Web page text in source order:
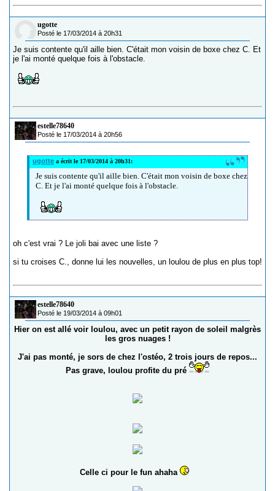
ugotte
Posté le 17/03/2014 à 20h31
Je suis contente qu'il aille bien. C'était mon voisin de boxe chez C. Et
je l'ai monté quelque fois à l'obstacle.
estelle78640
Posté le 17/03/2014 à 20h56
ugotte a écrit le 17/03/2014 à 20h31:
Je suis contente qu'il aille bien. C'était mon voisin de boxe chez
C. Et je l'ai monté quelque fois à l'obstacle.
oh c'est vrai ? Le joli bai avec une liste ?
si tu croises C., donne lui les nouvelles, un loulou de plus en plus top!
estelle78640
Posté le 19/03/2014 à 09h01
Hier on est allé voir loulou, avec un petit rayon de soleil malgrès
les gros nuages !
J'ai pas monté, je sors de chez l'ostéo, 2 trois jours de repos...
Pas grave, loulou profite du pré
Celle ci pour le fun ahaha